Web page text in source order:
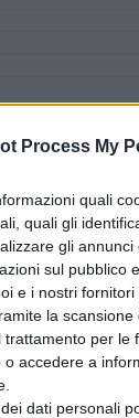
Process My
quali
quali gli
gli
sul pubblico
e i nostri
la
per le
accedere a
dati personali